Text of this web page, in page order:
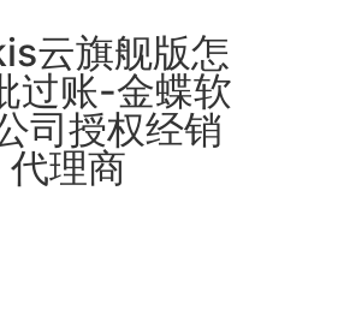
云旗舰版怎
过账-金蝶软
司授权经销
代理商